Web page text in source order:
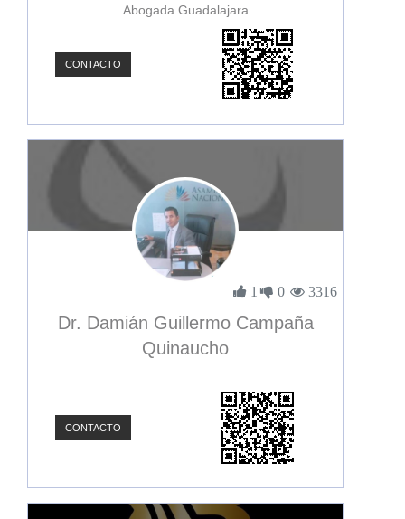
Abogada Guadalajara
CONTACTO
1 0 3316
Dr. Damián Guillermo Campaña
Quinaucho
CONTACTO